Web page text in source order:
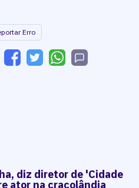
Erro
diz diretor de 'Cidade
ator na cracolândia